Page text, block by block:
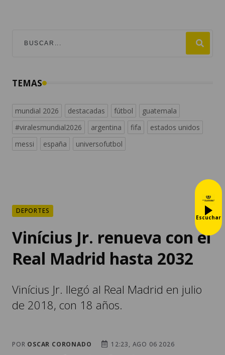
TEMAS
mundial 2026 destacadas fútbol
guatemala
#viralesmundial2026
argentina fifa
estados unidos
messi
españa universofutbol
DEPORTES
Vinícius Jr. renueva con el
Real Madrid hasta 2032
Vinícius Jr. llegó al Real Madrid en julio
de 2018, con 18 años.
POR OSCAR CORONADO
12:23, AGO 06 2026
Escuchar